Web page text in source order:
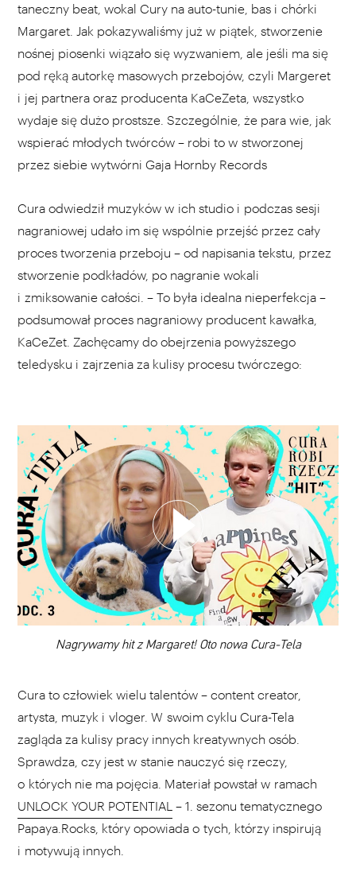
taneczny beat, wokal Cury na auto-tunie, bas i chórki
Margaret. Jak pokazywaliśmy już w piątek, stworzenie
nośnej piosenki wiązało się wyzwaniem, ale jeśli ma się
pod ręką autorkę masowych przebojów, czyli Margeret
i jej partnera oraz producenta KaCeZeta, wszystko
wydaje się dużo prostsze. Szczególnie, że para wie, jak
wspierać młodych twórców – robi to w stworzonej
przez siebie wytwórni Gaja Hornby Records
Cura odwiedził muzyków w ich studio i podczas sesji
nagraniowej udało im się wspólnie przejść przez cały
proces tworzenia przeboju – od napisania tekstu, przez
stworzenie podkładów, po nagranie wokali
i zmiksowanie całości. – To była idealna nieperfekcja –
podsumował proces nagraniowy producent kawałka,
KaCeZet. Zachęcamy do obejrzenia powyższego
teledysku i zajrzenia za kulisy procesu twórczego:
00:00
Nagrywamy hit z Margaret! Oto nowa Cura-Tela
WYBIERZ SWOJĄ PLAYLISTĘ
DODAJ TEN FILM DO PLAYLISTY
Cura to człowiek wielu talentów – content creator,
artysta, muzyk i vloger. W swoim cyklu Cura-Tela
zagląda za kulisy pracy innych kreatywnych osób.
Sprawdza, czy jest w stanie nauczyć się rzeczy,
o których nie ma pojęcia. Materiał powstał w ramach
UNLOCK YOUR POTENTIAL – 1. sezonu tematycznego
Papaya.Rocks, który opowiada o tych, którzy inspirują
i motywują innych.